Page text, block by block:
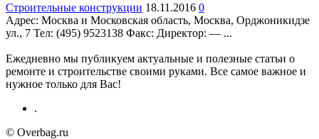
Строительные конструкции 18.11.2016 0
Адрес: Москва и Московская область, Москва, Орджоникидзе
ул., 7 Teл: (495) 9523138 Факс: Директор: — ...
Ежедневно мы публикуем актуальные и полезные статьи о
ремонте и строительстве своими руками. Все самое важное и
нужное только для Вас!
.
© Overbag.ru